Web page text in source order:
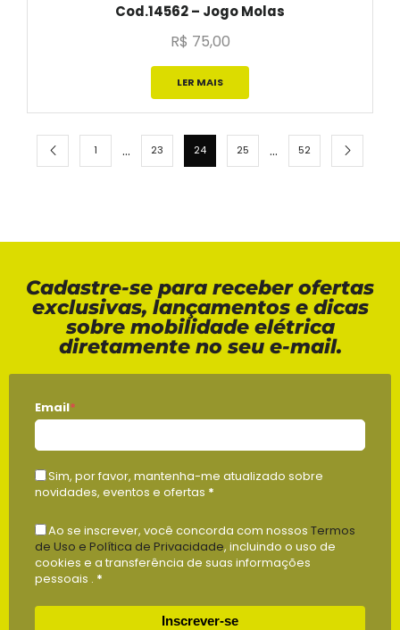
Cod.14562 – Jogo Molas
R$ 75,00
LER MAIS
1 … 23 24 25 … 52
Cadastre-se para receber ofertas
exclusivas, lançamentos e dicas
sobre mobilidade elétrica
diretamente no seu e-mail.
Email*
Sim, por favor, mantenha-me atualizado sobre
novidades, eventos e ofertas *
Ao se inscrever, você concorda com nossos Termos
de Uso e Política de Privacidade, incluindo o uso de
cookies e a transferência de suas informações
pessoais . *
Inscrever-se